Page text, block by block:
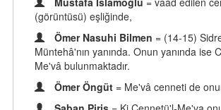
(görüntüsü) eşliğinde,
Ömer Nasuhi Bilmen = (14-15)
Müntehâ'nın yanında. Onun yanında ise
Me'vâ bulunmaktadır.
Ömer Öngüt = Me'vâ cenneti de